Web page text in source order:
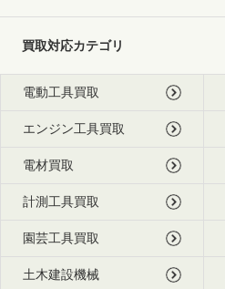
買取対応カテゴリ
電動工具買取
エンジン工具買取
電材買取
計測工具買取
園芸工具買取
土木建設機械